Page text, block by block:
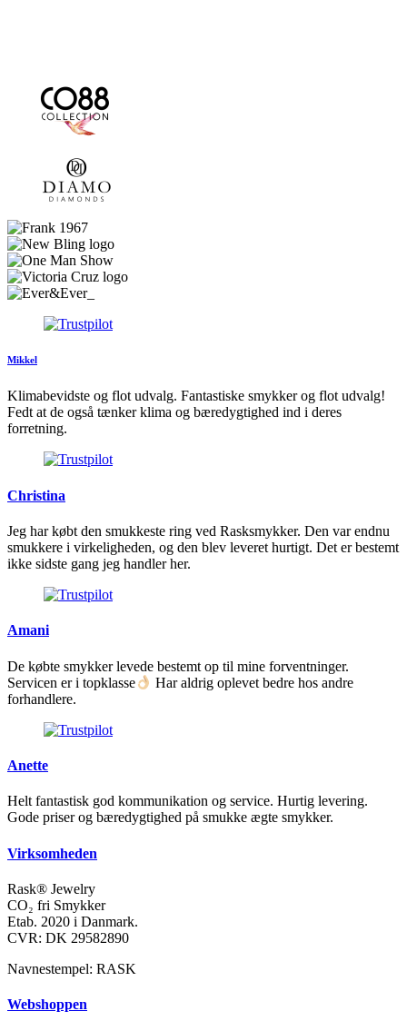
Mikkel
Klimabevidste og flot udvalg. Fantastiske smykker og flot udvalg!
Fedt at de også tænker klima og bæredygtighed ind i deres
forretning.
Christina
Jeg har købt den smukkeste ring ved Rasksmykker. Den var endnu
smukkere i virkeligheden, og den blev leveret hurtigt. Det er bestemt
ikke sidste gang jeg handler her.
Amani
De købte smykker levede bestemt op til mine forventninger.
Servicen er i topklasse
Har aldrig oplevet bedre hos andre
forhandlere.
Anette
Helt fantastisk god kommunikation og service. Hurtig levering.
Gode priser og bæredygtighed på smukke ægte smykker.
Virksomheden
Rask® Jewelry
CO₂ fri Smykker
Etab. 2020 i Danmark.
CVR: DK 29582890
Navnestempel: RASK
Webshoppen